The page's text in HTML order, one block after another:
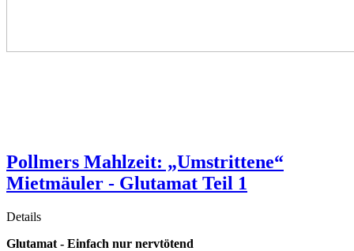
Pollmers Mahlzeit: „Umstrittene“
Mietmäuler - Glutamat Teil 1
Details
Glutamat - Einfach nur nervtötend